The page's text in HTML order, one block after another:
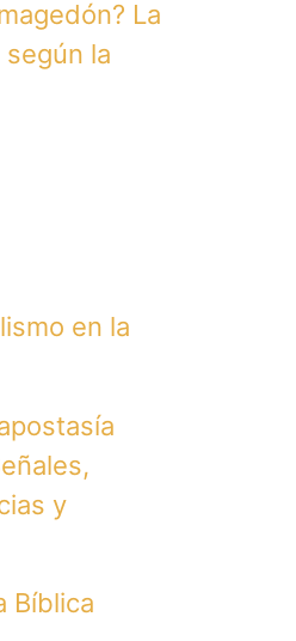
La
la
en la
y
Bíblica